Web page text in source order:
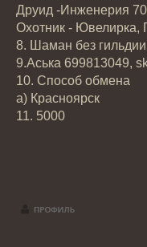
Друид -Инженерия
Охотник - Ювелирка,
8. Шаман без
9.Аська 699813049,
10. Способ обмена
а) Красноярск
11. 5000